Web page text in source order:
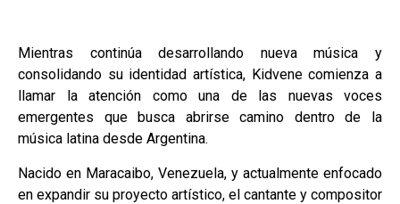
Mientras continúa desarrollando nueva música y
consolidando su identidad artística, Kidvene comienza a
llamar la atención como una de las nuevas voces
emergentes que busca abrirse camino dentro de la
música latina desde Argentina.
Nacido en Maracaibo, Venezuela, y actualmente enfocado
en expandir su proyecto artístico, el cantante y compositor